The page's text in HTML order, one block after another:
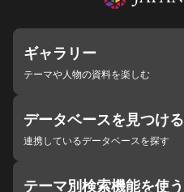
ギャラリー
テーマや人物の資料を楽しむ
データベースを見つける
連携しているデータベースを探す
テーマ別検索機能を使う